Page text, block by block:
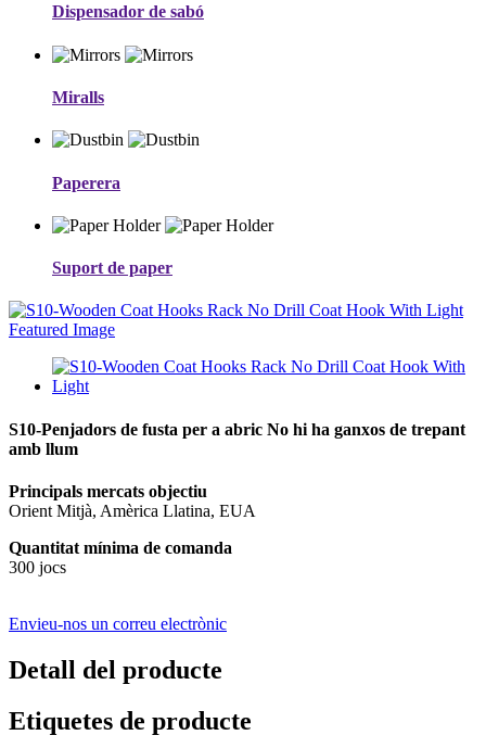
Dispensador de sabó
Miralls
Paperera
Suport de paper
S10-Penjadors de fusta per a abric No hi ha ganxos de trepant
amb llum
Principals mercats objectiu
Orient Mitjà, Amèrica Llatina, EUA
Quantitat mínima de comanda
300 jocs
Envieu-nos un correu electrònic
Detall del producte
Etiquetes de producte